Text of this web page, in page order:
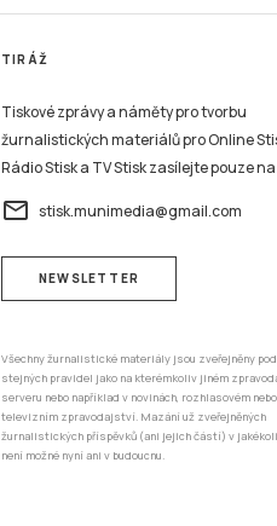
TIRÁŽ
Tiskové zprávy a náměty pro tvorbu
žurnalistických materiálů pro Online
Rádio Stisk a TV Stisk zasílejte pouze
email stisk.munimedia@gmail.com
NEWSLETTER
Všechny žurnalistické materiály jsou zveřejněny
stejných pravidel jako na kterémkoliv jiném
serveru nebo například v novinách, rozhlasovém nebo
televizním zpravodajství. Mazání už zveřejněných
žurnalistických příspěvků (ani jejich částí) v
není možné nyní ani v budoucnu.